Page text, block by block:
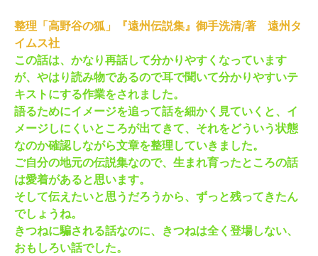
整理「高野谷の狐」『遠州伝説集』御手洗清/著 遠州タ
イムス社
この話は、かなり再話して分かりやすくなっています
が、やはり読み物であるので耳で聞いて分かりやすいテ
キストにする作業をされました。
語るためにイメージを追って話を細かく見ていくと、イ
メージしにくいところが出てきて、それをどういう状態
なのか確認しながら文章を整理していきました。
ご自分の地元の伝説集なので、生まれ育ったところの話
は愛着があると思います。
そして伝えたいと思うだろうから、ずっと残ってきたん
でしょうね。
きつねに騙される話なのに、きつねは全く登場しない、
おもしろい話でした。